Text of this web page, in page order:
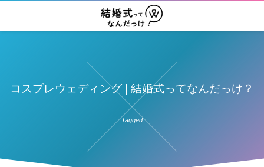
コスプレウェディング | 結婚式ってなんだっけ？
Tagged